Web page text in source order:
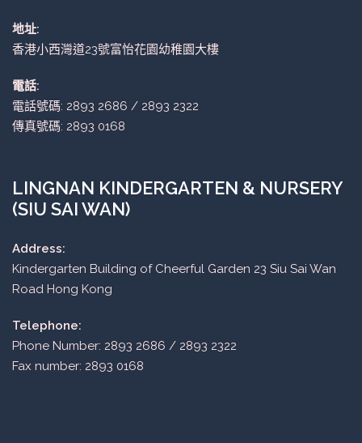
地址:
香港小西灣道23號富怡花園幼稚園大樓
電話:
電話號碼: 2893 2686 / 2893 2322
傳真號碼: 2893 0168
LINGNAN KINDERGARTEN & NURSERY
(SIU SAI WAN)
Address:
Kindergarten Building of Cheerful Garden 23 Siu Sai Wan
Road Hong Kong
Telephone:
Phone Number: 2893 2686 / 2893 2322
Fax number: 2893 0168